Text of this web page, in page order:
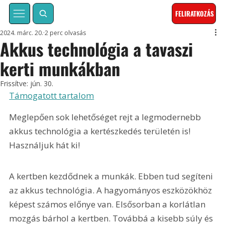
FELIRATKOZÁS
Akkus technológia a tavaszi
kerti munkákban
2024. márc. 20. 2 perc olvasás
Frissítve: jún. 30.
Támogatott tartalom
Meglepően sok lehetőséget rejt a legmodernebb
akkus technológia a kertészkedés területén is!
Használjuk hát ki!
A kertben kezdődnek a munkák. Ebben tud segíteni
az akkus technológia. A hagyományos eszközökhöz
képest számos előnye van. Elsősorban a korlátlan
mozgás bárhol a kertben. Továbbá a kisebb súly és